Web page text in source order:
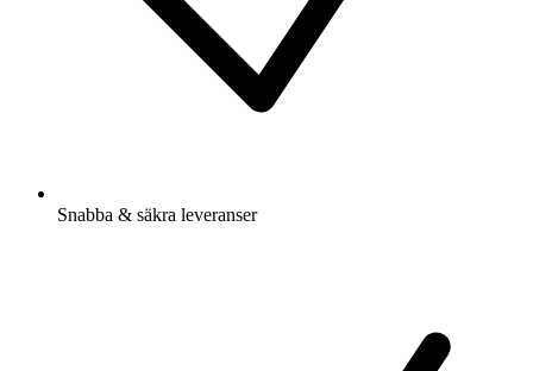
Snabba & säkra leveranser